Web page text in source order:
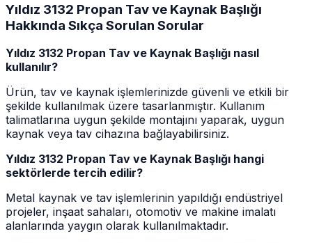
Yıldız 3132 Propan Tav ve Kaynak Başlığı
Hakkında Sıkça Sorulan Sorular
Yıldız 3132 Propan Tav ve Kaynak Başlığı nasıl
kullanılır?
Ürün, tav ve kaynak işlemlerinizde güvenli ve etkili bir
şekilde kullanılmak üzere tasarlanmıştır. Kullanım
talimatlarına uygun şekilde montajını yaparak, uygun
kaynak veya tav cihazına bağlayabilirsiniz.
Yıldız 3132 Propan Tav ve Kaynak Başlığı hangi
sektörlerde tercih edilir?
Metal kaynak ve tav işlemlerinin yapıldığı endüstriyel
projeler, inşaat sahaları, otomotiv ve makine imalatı
alanlarında yaygın olarak kullanılmaktadır.